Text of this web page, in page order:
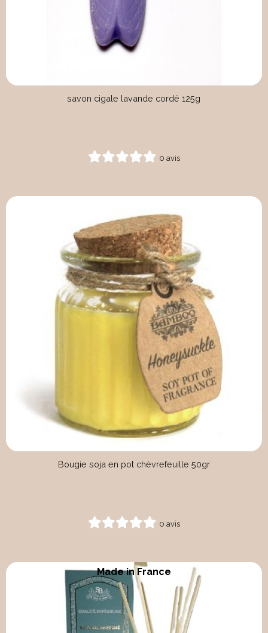
savon cigale lavande cordé 125g
0 avis
Bougie soja en pot chèvrefeuille 50gr
0 avis
Made in France